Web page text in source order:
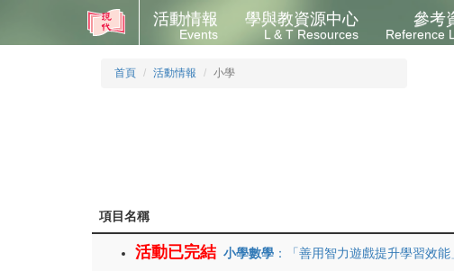
活動情報
Events
學與教資源中心
L & T Resources
參考
Reference
首頁 活動情報 小學
項目名稱
活動已完結 小學數學 ：「善用智力遊戲提升學習效能